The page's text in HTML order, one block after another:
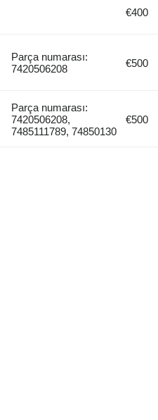
€400
Parça numarası:
7420506208
€500
Parça numarası:
7420506208,
7485111789, 74850130
€500